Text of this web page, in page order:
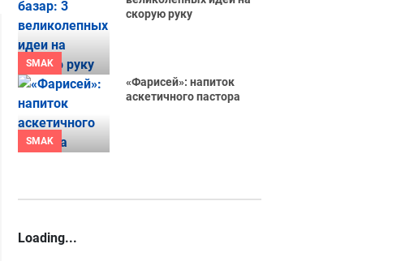
SMAK
скорую руку
SMAK
«Фарисей»: напиток
аскетичного пастора
Loading...